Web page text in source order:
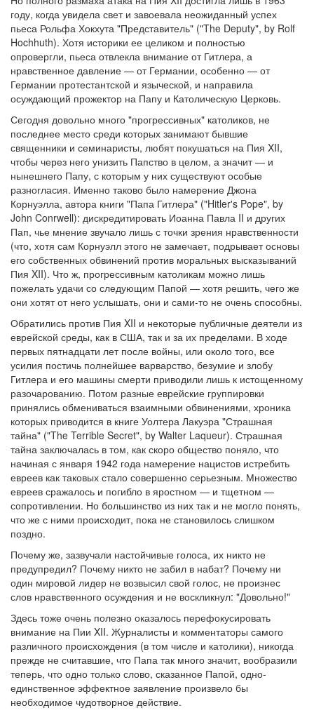
году, когда увидела свет и завоевала неожиданный успех
пьеса Рольфа Хокхута "Представитель" ("The Deputy", by Rolf
Hochhuth). Хотя историки ее целиком и полностью
опровергли, пьеса отвлекла внимание от Гитлера, а
нравственное давление — от Германии, особенно — от
Германии протестантской и языческой, и направила
осуждающий прожектор на Папу и Католическую Церковь.
Сегодня довольно много "прогрессивных" католиков, не
последнее место среди которых занимают бывшие
священники и семинаристы, любят покушаться на Пия XII,
чтобы через него унизить Папство в целом, а значит — и
нынешнего Папу, с которым у них существуют особые
разногласия. Именно таково было намерение Джона
Корнуэлла, автора книги "Папа Гитлера" ("Hitler's Pope", by
John Conrwell): дискредитировать Иоанна Павла II и других
Пап, чье мнение звучало лишь с точки зрения нравственности
(что, хотя сам Корнуэлл этого не замечает, подрывает основы
его собственных обвинений против моральных высказываний
Пия XII). Что ж, прогрессивным католикам можно лишь
пожелать удачи со следующим Папой — хотя решить, чего же
они хотят от него услышать, они и сами-то не очень способны.
Обратились против Пия XII и некоторые публичные деятели из
еврейской среды, как в США, так и за их пределами. В ходе
первых пятнадцати лет после войны, или около того, все
усилия постичь полнейшее варварство, безумие и злобу
Гитлера и его машины смерти приводили лишь к истощенному
разочарованию. Потом разные еврейские группировки
принялись обмениваться взаимными обвинениями, хроника
которых приводится в книге Уолтера Лакуэра "Страшная
тайна" ("The Terrible Secret", by Walter Laqueur). Страшная
тайна заключалась в том, как скоро общество поняло, что
начиная с января 1942 года намерение нацистов истребить
евреев как таковых стало совершенно серьезным. Множество
евреев сражалось и погибло в яростном — и тщетном —
сопротивлении. Но большинство из них так и не могло понять,
что же с ними происходит, пока не становилось слишком
поздно.
Почему же, зазвучали настойчивые голоса, их никто не
предупредил? Почему никто не забил в набат? Почему ни
один мировой лидер не возвысил свой голос, не произнес
слов нравственного осуждения и не воскликнул: "Довольно!"
Здесь тоже очень полезно оказалось перефокусировать
внимание на Пии XII. Журналисты и комментаторы самого
различного происхождения (в том числе и католики), никогда
прежде не считавшие, что Папа так много значит, вообразили
теперь, что одно только слово, сказанное Папой, одно-
единственное эффектное заявление произвело бы
необходимое чудотворное действие.